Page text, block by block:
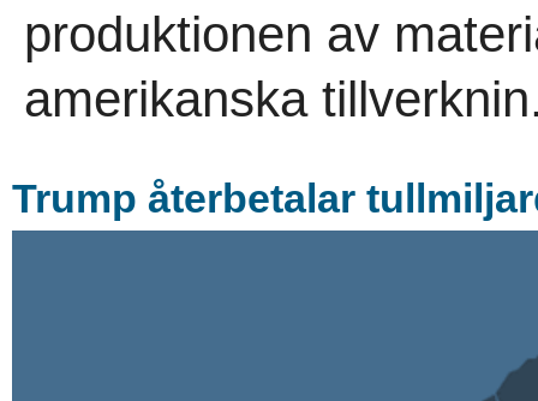
produktionen av
amerikanska
Trump återbetalar